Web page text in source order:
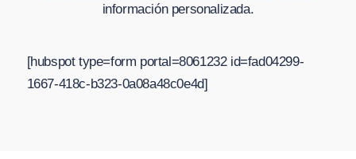
información personalizada.
[hubspot type=form portal=8061232 id=fad04299-
1667-418c-b323-0a08a48c0e4d]